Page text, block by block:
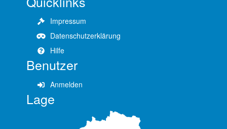
Impressum
Datenschutzerklärung
Hilfe
Benutzer
Anmelden
Lage